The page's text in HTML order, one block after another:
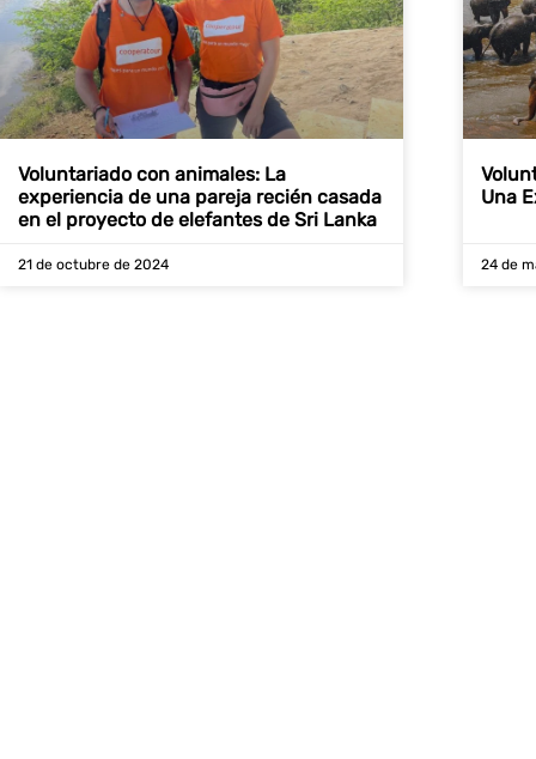
Voluntariado con animales: La
experiencia de una pareja recién casada
en el proyecto de elefantes de Sri Lanka
21 de octubre de 2024
Una
24 de